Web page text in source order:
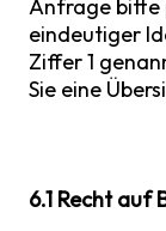
Anfrage bitte
eindeutiger
Ziffer 1
Sie eine
6.1 Recht auf